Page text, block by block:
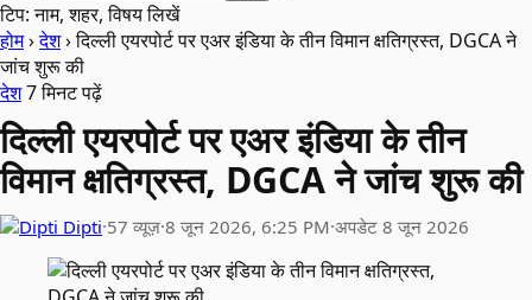
टिप: नाम, शहर, विषय लिखें
होम›देश›दिल्ली एयरपोर्ट पर एअर इंडिया के तीन विमान क्षतिग्रस्त, DGCA ने
जांच शुरू की
देश7 मिनट पढ़ें
दिल्ली एयरपोर्ट पर एअर इंडिया के तीन
विमान क्षतिग्रस्त, DGCA ने जांच शुरू की
Dipti·57 व्यूज़·8 जून 2026, 6:25 PM·अपडेट 8 जून 2026